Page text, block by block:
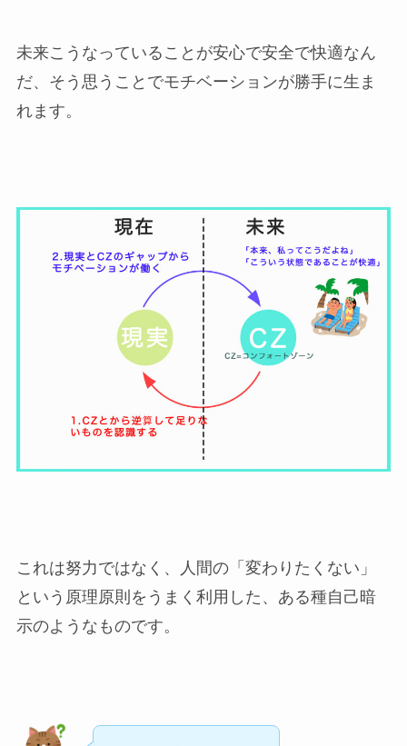
未来こうなっていることが安心で安全で快適なん
だ、そう思うことでモチベーションが勝手に生ま
れます。
これは努力ではなく、人間の「変わりたくない」
という原理原則をうまく利用した、ある種自己暗
示のようなものです。